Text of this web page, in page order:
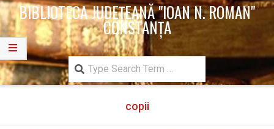
BIBLIOTECA JUDEȚEANĂ "IOAN N. ROMAN"
CONSTANȚA
Search
copii